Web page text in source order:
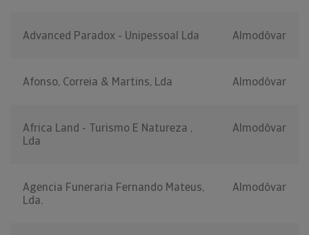
Advanced Paradox - Unipessoal Lda Almodôvar
Afonso, Correia & Martins, Lda Almodôvar
Africa Land - Turismo E Natureza ,
Lda
Almodôvar
Agencia Funeraria Fernando Mateus,
Lda.
Almodôvar